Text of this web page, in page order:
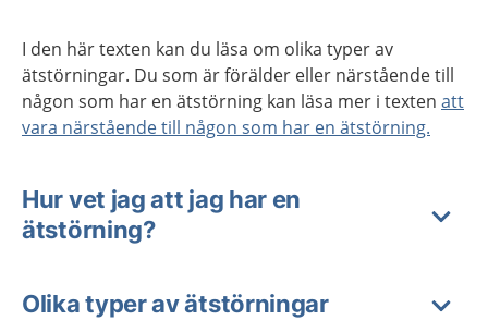
I den här texten kan du läsa om olika typer av
ätstörningar. Du som är förälder eller närstående till
någon som har en ätstörning kan läsa mer i texten att
vara närstående till någon som har en ätstörning.
Hur vet jag att jag har en
ätstörning?
Olika typer av ätstörningar